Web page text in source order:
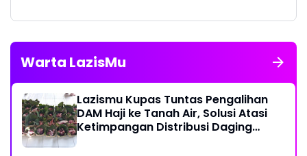
Warta LazisMu
Lazismu Kupas Tuntas Pengalihan
DAM Haji ke Tanah Air, Solusi Atasi
Ketimpangan Distribusi Daging